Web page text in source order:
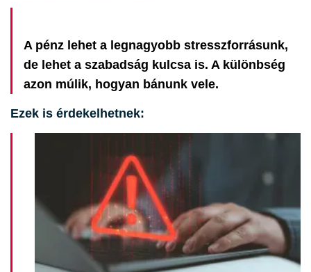
A pénz lehet a legnagyobb stresszforrásunk,
de lehet a szabadság kulcsa is. A különbség
azon múlik, hogyan bánunk vele.
Ezek is érdekelhetnek: